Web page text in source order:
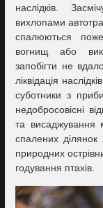
наслідків.
вихлопами
спалюються
вогнищ або
запобігти не
ліквідація
суботники з
недобросовісні
та висаджування
спалених ділянок
природних
годування птахів.